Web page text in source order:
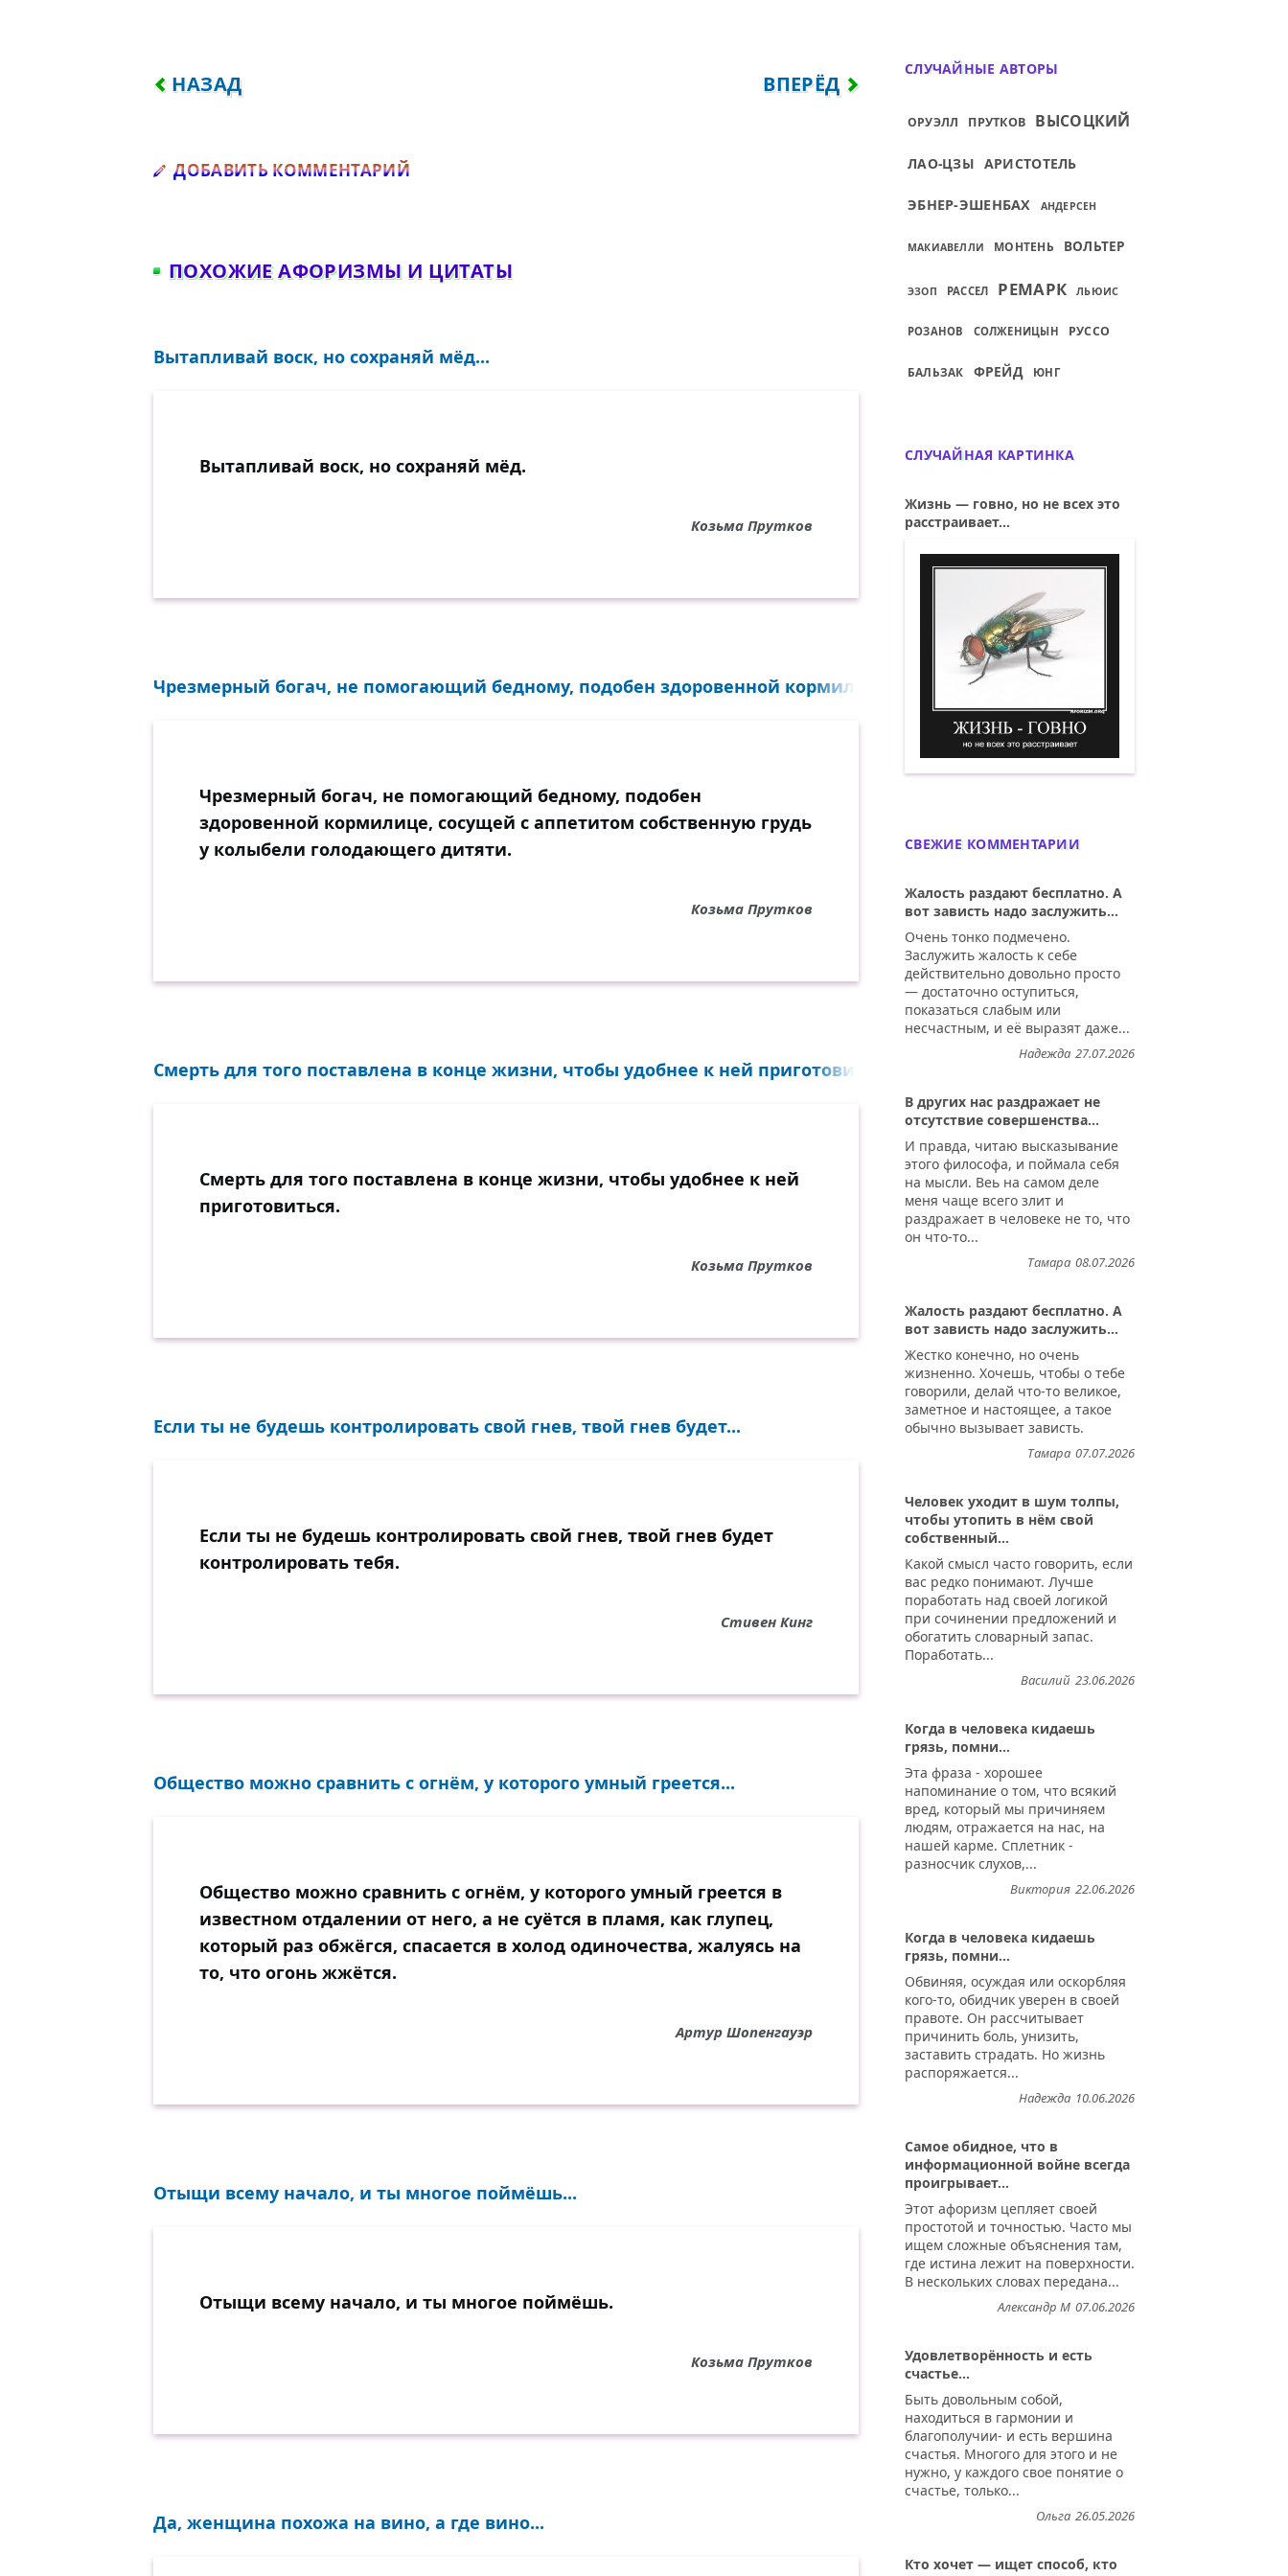
ПРЕДЫДУЩИЙ: МОТИВАЦИЯ...
НАЗАД СЛЕДУЮЩИЙ: КУПИ ПРЕЖДЕ КАРТИНУ, А ПОСЛЕ —
ВПЕРЁД
ДОБАВИТЬ КОММЕНТАРИЙ
ПОХОЖИЕ АФОРИЗМЫ И ЦИТАТЫ
Вытапливай воск, но сохраняй мёд...
Вытапливай воск, но сохраняй мёд.
Козьма Прутков
Чрезмерный богач, не помогающий бедному, подобен здоровенной кормилице...
Чрезмерный богач, не помогающий бедному, подобен
здоровенной кормилице, сосущей с аппетитом собственную грудь
у колыбели голодающего дитяти.
Козьма Прутков
Смерть для того поставлена в конце жизни, чтобы удобнее к ней приготовиться...
Смерть для того поставлена в конце жизни, чтобы удобнее к ней
приготовиться.
Козьма Прутков
Если ты не будешь контролировать свой гнев, твой гнев будет...
Если ты не будешь контролировать свой гнев, твой гнев будет
контролировать тебя.
Стивен Кинг
Общество можно сравнить с огнём, у которого умный греется...
Общество можно сравнить с огнём, у которого умный греется в
известном отдалении от него, а не суётся в пламя, как глупец,
который раз обжёгся, спасается в холод одиночества, жалуясь на
то, что огонь жжётся.
Артур Шопенгауэр
Отыщи всему начало, и ты многое поймёшь...
Отыщи всему начало, и ты многое поймёшь.
Козьма Прутков
Да, женщина похожа на вино, а где вино...
СЛУЧАЙНЫЕ АВТОРЫ
ОРУЭЛЛ ПРУТКОВ ВЫСОЦКИЙ
ЛАО-ЦЗЫ АРИСТОТЕЛЬ
ЭБНЕР-ЭШЕНБАХ АНДЕРСЕН
МАКИАВЕЛЛИ МОНТЕНЬ ВОЛЬТЕР
ЭЗОП РАССЕЛ РЕМАРК ЛЬЮИС
РОЗАНОВ СОЛЖЕНИЦЫН РУССО
БАЛЬЗАК ФРЕЙД ЮНГ
СЛУЧАЙНАЯ КАРТИНКА
Жизнь — говно, но не всех это
расстраивает...
Жизнь — говно, но не всех это
СВЕЖИЕ КОММЕНТАРИИ
Жалость раздают бесплатно. А
вот зависть надо заслужить...
Очень тонко подмечено.
Заслужить жалость к себе
действительно довольно просто
— достаточно оступиться,
показаться слабым или
несчастным, и её выразят даже...
27.07.2026
Надежда
В других нас раздражает не
отсутствие совершенства...
И правда, читаю высказывание
этого философа, и поймала себя
на мысли. Веь на самом деле
меня чаще всего злит и
раздражает в человеке не то, что
он что-то...
08.07.2026
Тамара
Жалость раздают бесплатно. А
вот зависть надо заслужить...
Жестко конечно, но очень
жизненно. Хочешь, чтобы о тебе
говорили, делай что-то великое,
заметное и настоящее, а такое
обычно вызывает зависть.
07.07.2026
Тамара
Человек уходит в шум толпы,
чтобы утопить в нём свой
собственный...
Какой смысл часто говорить, если
вас редко понимают. Лучше
поработать над своей логикой
при сочинении предложений и
обогатить словарный запас.
Поработать...
23.06.2026
Василий
Когда в человека кидаешь
грязь, помни...
Эта фраза - хорошее
напоминание о том, что всякий
вред, который мы причиняем
людям, отражается на нас, на
нашей карме. Сплетник -
разносчик слухов,...
22.06.2026
Виктория
Когда в человека кидаешь
грязь, помни...
Обвиняя, осуждая или оскорбляя
кого-то, обидчик уверен в своей
правоте. Он рассчитывает
причинить боль, унизить,
заставить страдать. Но жизнь
распоряжается...
10.06.2026
Надежда
Самое обидное, что в
информационной войне всегда
проигрывает...
Этот афоризм цепляет своей
простотой и точностью. Часто мы
ищем сложные объяснения там,
где истина лежит на поверхности.
В нескольких словах передана...
07.06.2026
Александр М
Удовлетворённость и есть
счастье...
Быть довольным собой,
находиться в гармонии и
благополучии- и есть вершина
счастья. Многого для этого и не
нужно, у каждого свое понятие о
счастье, только...
26.05.2026
Ольга
Кто хочет — ищет способ, кто